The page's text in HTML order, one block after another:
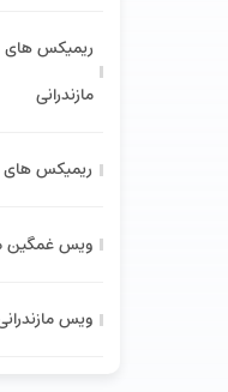
ریمیکس های
مازندرانی
ریمیکس های
ویس غمگین
ویس